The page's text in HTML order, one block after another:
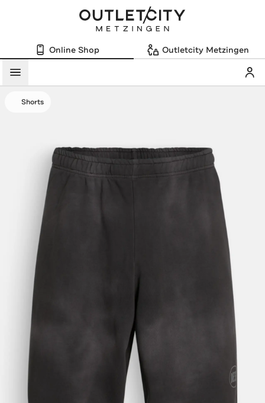
Online Shop Outletcity Metzingen
Menü
Shorts